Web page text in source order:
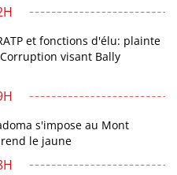
et fonctions d'élu: plainte
visant Bally
s'impose au Mont
le jaune